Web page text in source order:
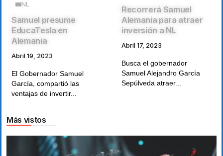
NL
Samuel presume
EducaTesla en
Alemania
Abril 19, 2023
El Gobernador Samuel
García, compartió las
ventajas de invertir...
Recorrerá Samuel
Alemania para atraer
inversión a NL
Abril 17, 2023
Busca el gobernador
Samuel Alejandro García
Sepúlveda atraer...
Más vistos